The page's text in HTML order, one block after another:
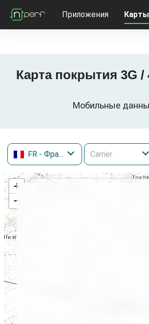
Приложения Карты
Карта покрытия 3G
Мобильные
FR - Франция
+
−